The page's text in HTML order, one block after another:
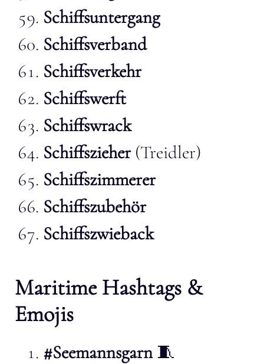
Schiffsuntergang
Schiffsverband
Schiffsverkehr
Schiffswerft
Schiffswrack
Schiffszieher(Treidler)
Schiffszimmerer
Schiffszubehör
Schiffszwieback
Maritime Hashtags &
Emojis
#Seemannsgarn🧵